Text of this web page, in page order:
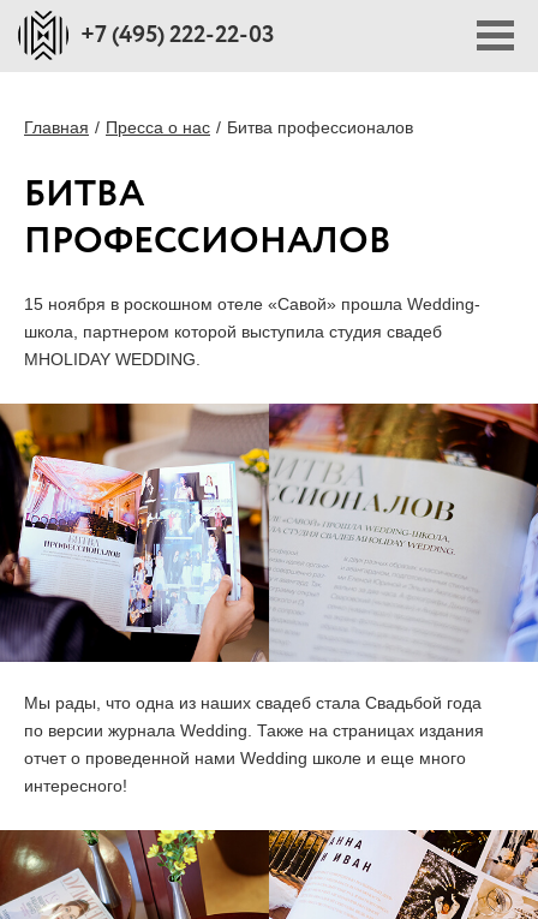
+7 (495) 222-22-03
БЛОГ
О НАС
ПРЕССА О НАС
ОТЗЫВЫ
КОНТАКТЫ
Главная Пресса о нас Битва профессионалов
БИТВА
ПРОФЕССИОНАЛОВ
15 ноября в роскошном отеле «Савой» прошла Wedding-
школа, партнером которой выступила студия свадеб
MHOLIDAY WEDDING.
Мы рады, что одна из наших свадеб стала Свадьбой года
по версии журнала Wedding. Также на страницах издания
отчет о проведенной нами Wedding школе и еще много
интересного!